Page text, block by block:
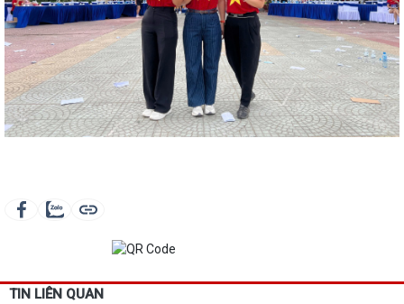
TIN LIÊN QUAN